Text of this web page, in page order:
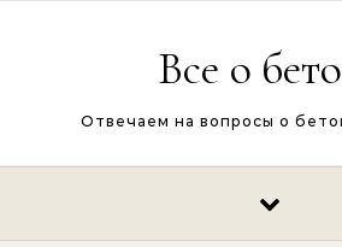
Все о
Отвечаем на вопросы о